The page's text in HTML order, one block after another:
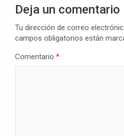
Deja un comentario
Tu dirección de correo
campos obligatorios están
Comentario *